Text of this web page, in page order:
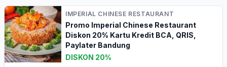
IMPERIAL CHINESE RESTAURANT
Promo Imperial Chinese Restaurant
Diskon 20% Kartu Kredit BCA, QRIS,
Paylater Bandung
DISKON 20%